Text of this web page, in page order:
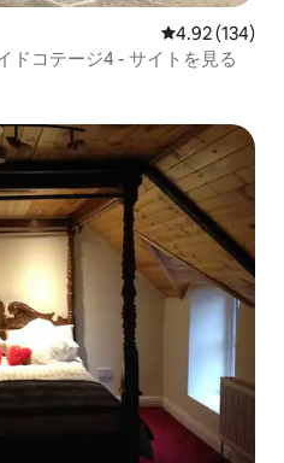
レビュー134
4.92 (134)
ドコテージ4 - サイトを見る